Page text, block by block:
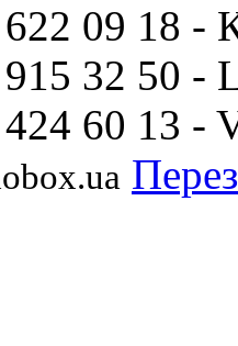
09 18 -
32 50 -
60 13 -